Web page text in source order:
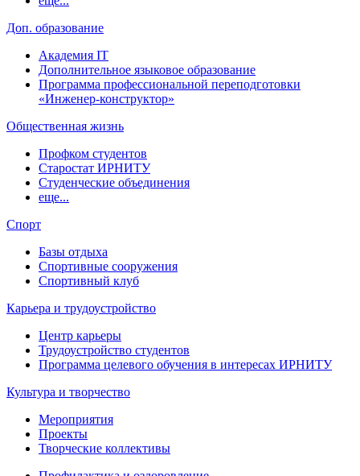
Доп. образование
Академия IT
Дополнительное языковое образование
Программа профессиональной переподготовки
«Инженер-конструктор»
Общественная жизнь
Профком студентов
Старостат ИРНИТУ
Студенческие объединения
еще...
Спорт
Базы отдыха
Спортивные сооружения
Спортивный клуб
Карьера и трудоустройство
Центр карьеры
Трудоустройство студентов
Программа целевого обучения в интересах ИРНИТУ
Культура и творчество
Мероприятия
Проекты
Творческие коллективы